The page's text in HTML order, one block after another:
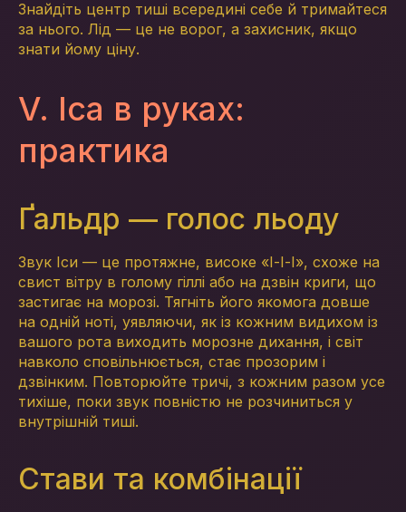
Знайдіть центр тиші всередині себе й тримайтеся
за нього. Лід — це не ворог, а захисник, якщо
знати йому ціну.
V. Іса в руках:
практика
Ґальдр — голос льоду
Звук Іси — це протяжне, високе «І-І-І», схоже на
свист вітру в голому гіллі або на дзвін криги, що
застигає на морозі. Тягніть його якомога довше
на одній ноті, уявляючи, як із кожним видихом із
вашого рота виходить морозне дихання, і світ
навколо сповільнюється, стає прозорим і
дзвінким. Повторюйте тричі, з кожним разом усе
тихіше, поки звук повністю не розчиниться у
внутрішній тиші.
Стави та комбінації